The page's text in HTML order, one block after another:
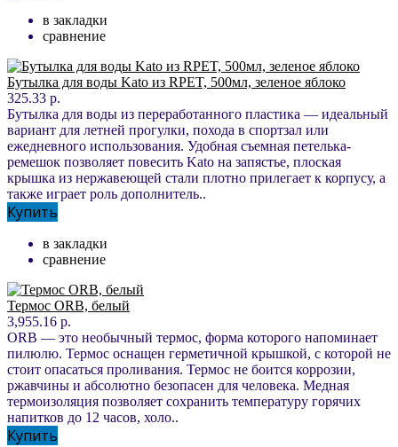
в закладки
сравнение
Бутылка для воды Kato из RPET, 500мл, зеленое яблоко
325.33 р.
Бутылка для воды из переработанного пластика — идеальный
вариант для летней прогулки, похода в спортзал или
ежедневного использования. Удобная съемная петелька-
ремешок позволяет повесить Kato на запястье, плоская
крышка из нержавеющей стали плотно прилегает к корпусу, а
также играет роль дополнитель..
Купить
в закладки
сравнение
Термос ORB, белый
3,955.16 р.
ORB — это необычный термос, форма которого напоминает
пилюлю. Термос оснащен герметичной крышкой, с которой не
стоит опасаться проливания. Термос не боится коррозии,
ржавчины и абсолютно безопасен для человека. Медная
термоизоляция позволяет сохранить температуру горячих
напитков до 12 часов, холо..
Купить